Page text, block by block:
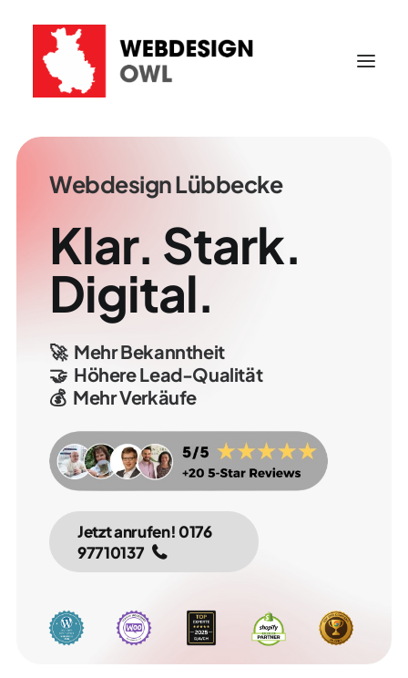
WebdesignLübbecke
Klar. Stark.
Digital.
🚀 MehrBekanntheit
🤝 HöhereLead-Qualität
💰 MehrVerkäufe
Jetzt anrufen! 0176
97710137